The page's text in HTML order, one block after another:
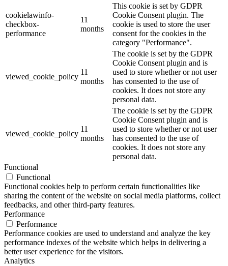
cookielawinfo-
checkbox-
performance
11
months
This cookie is set by GDPR
Cookie Consent plugin. The
cookie is used to store the user
consent for the cookies in the
category "Performance".
viewed_cookie_policy
11
months
The cookie is set by the GDPR
Cookie Consent plugin and is
used to store whether or not user
has consented to the use of
cookies. It does not store any
personal data.
viewed_cookie_policy
11
months
The cookie is set by the GDPR
Cookie Consent plugin and is
used to store whether or not user
has consented to the use of
cookies. It does not store any
personal data.
Functional
Functional
Functional cookies help to perform certain functionalities like
sharing the content of the website on social media platforms, collect
feedbacks, and other third-party features.
Performance
Performance
Performance cookies are used to understand and analyze the key
performance indexes of the website which helps in delivering a
better user experience for the visitors.
Analytics